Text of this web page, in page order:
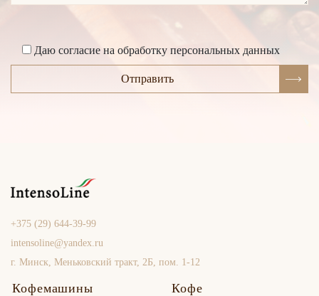
Даю согласие на обработку персональных данных
Отправить
+375 (29) 644-39-99
intensoline@yandex.ru
г. Минск, Меньковский тракт, 2Б, пом. 1-12
Кофемашины Кофе